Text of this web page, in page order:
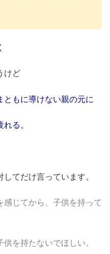
けど
ともに導けない親の元に
る。
てだけ言っています。
感じてから、子供を持って
を持たないでほしい。